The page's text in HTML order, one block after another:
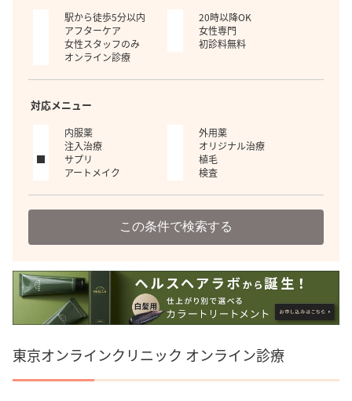
駅から徒歩5分以内
20時以降OK
アフターケア
女性専門
女性スタッフのみ
初診料無料
オンライン診療
対応メニュー
内服薬
外用薬
注入治療
オリジナル治療
サプリ
植毛
アートメイク
検査
この条件で検索する
東京オンラインクリニック オンライン診療